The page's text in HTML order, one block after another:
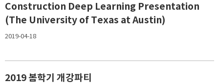
Construction Deep Learning Presentation
(The University of Texas at Austin)
2019-04-18
2019 봄학기 개강파티